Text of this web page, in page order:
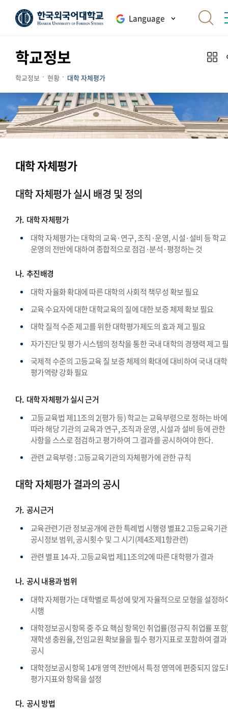
Language
학교정보
학교정보 현황 대학 자체평가
대학 자체평가
대학 자체평가 실시 배경 및 정의
가. 대학 자체평가
대학 자체평가는 대학의 교육·연구, 조직·운영, 시설·설비 등 학교
운영의 전반에 대하여 종합적으로 점검·분석·평정하는 것
나. 추진배경
대학 자율화 확대에 따른 대학의 사회적 책무성 확보 필요
교육 수요자에 대한 대학교육의 질에 대한 보증 체제 확보 필요
대학 질적 수준 제고를 위한 대학평가제도의 효과 제고 필요
자가진단 및 평가 시스템의 정착을 통한 국내 대학의 경쟁력 제고
국제적 수준의 고등교육 질 보증 체제의 확대에 대비하여 국내 대
평가역량 강화 필요
다. 대학 자체평가 실시 근거
고등교육법 제11조의 2(평가 등) 학교는 교육부령으로 정하는 바에
따라 해당 기관의 교육과 연구, 조직과 운영, 시설과 설비 등에 관한
사항을 스스로 점검하고 평가하여 그 결과를 공시하여야 한다.
관련 교육부령 : 고등교육기관의 자체평가에 관한 규칙
대학 자체평가 결과의 공시
가. 공시근거
교육관련기관 정보공개에 관한 특례법 시행령 별표2 고등교육기
공시정보 범위, 공시횟수 및 그 시기(제4조제1항관련)
관련 별표 14-자. 고등교육법 제11조의2에 따른 대학평가 결과
나. 공시 내용과 범위
대학 자체평가는 대학별로 특성에 맞게 자율적으로 모형을 설정하
시행
대학정보공시항목 중 주요 핵심 항목인 취업률(정규직 취업률 포
재학생 충원율, 전임교원 확보율을 필수 평가지표로 포함하여 결과
공시
대학정보공시항목 14개 영역 전반에서 특정 영역에 편중되지 않도
평가지표와 항목을 설정
다. 공시 방법